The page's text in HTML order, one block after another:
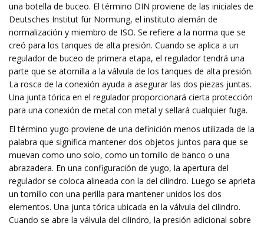
una botella de buceo. El término DIN proviene de las iniciales de
Deutsches Institut für Normung, el instituto alemán de
normalización y miembro de ISO. Se refiere a la norma que se
creó para los tanques de alta presión. Cuando se aplica a un
regulador de buceo de primera etapa, el regulador tendrá una
parte que se atornilla a la válvula de los tanques de alta presión.
La rosca de la conexión ayuda a asegurar las dos piezas juntas.
Una junta tórica en el regulador proporcionará cierta protección
para una conexión de metal con metal y sellará cualquier fuga.
El término yugo proviene de una definición menos utilizada de la
palabra que significa mantener dos objetos juntos para que se
muevan como uno solo, como un tornillo de banco o una
abrazadera. En una configuración de yugo, la apertura del
regulador se coloca alineada con la del cilindro. Luego se aprieta
un tornillo con una perilla para mantener unidos los dos
elementos. Una junta tórica ubicada en la válvula del cilindro.
Cuando se abre la válvula del cilindro, la presión adicional sobre